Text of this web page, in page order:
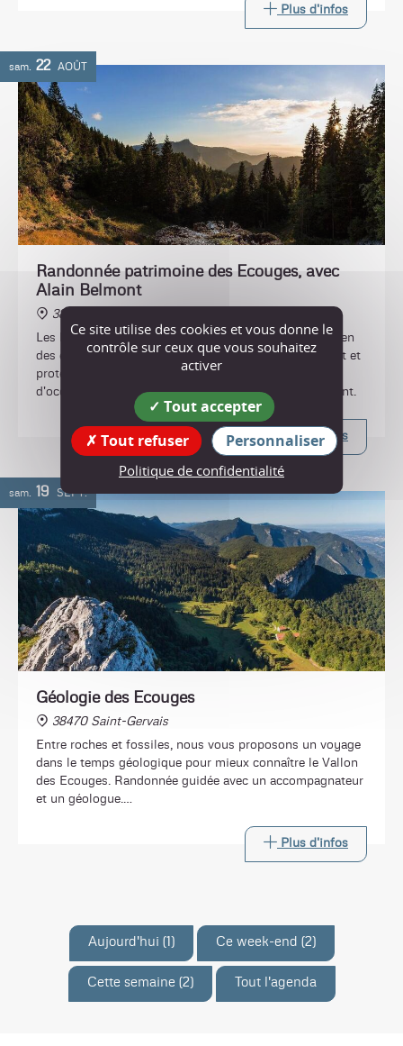
Plus d'infos
sam. 22 AOÛT
Randonnée patrimoine des Ecouges, avec
Alain Belmont
38470 Saint-Gervais
Les Ecouges sont un territoire singulier, inspirant à bien
des égards. Refuge de biodiversité, écrin naturel secret et
protégé, ils portent aussi les traces de 10000 ans
d'occupation humaine. Venez découvrir ce site fascinant.
Plus d'infos
sam. 19 SEPT.
Géologie des Ecouges
38470 Saint-Gervais
Entre roches et fossiles, nous vous proposons un voyage
dans le temps géologique pour mieux connaître le Vallon
des Ecouges. Randonnée guidée avec un accompagnateur
et un géologue.
Plus d'infos
Aujourd'hui (1) Ce week-end (2)
Cette semaine (2) Tout l'agenda
Ce site utilise des cookies et vous donne le
contrôle sur ceux que vous souhaitez
activer
Tout accepter
Tout refuser
Personnaliser
Politique de confidentialité